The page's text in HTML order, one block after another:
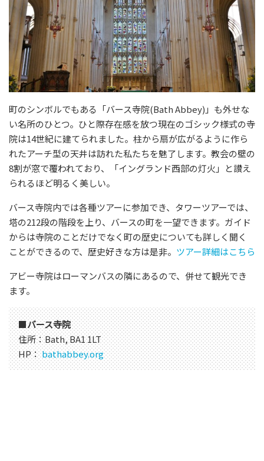
町のシンボルでもある「バース寺院(Bath Abbey)」も外せな
い名所のひとつ。ひと際存在感を放つ現在のゴシック様式の寺
院は14世紀に建てられました。柱から扇が広がるように作ら
れたアーチ型の天井は訪れた私たちを魅了します。教会の壁の
8割が窓で覆われており、「イングランド西部の灯火」と讃え
られるほど明るく美しい。
バース寺院内では各種ツアーに参加でき、タワーツアーでは、
塔の212段の階段を上り、バースの町を一望できます。ガイド
からは寺院のことだけでなく町の歴史についても詳しく聞く
ことができるので、歴史好きな方は是非。 ツアー詳細はこちら
アビー寺院はローマンバスの隣にあるので、併せて観光でき
ます。
■バース寺院
住所：Bath, BA1 1LT
HP：bathabbey.org